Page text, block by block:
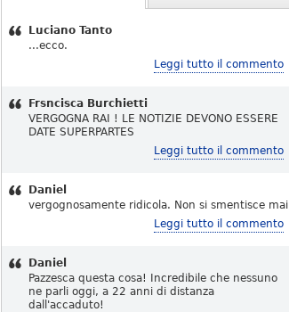
Luciano Tanto
...ecco.
Leggi tutto il commento
Frsncisca Burchietti
VERGOGNA RAI ! LE NOTIZIE DEVONO ESSERE
DATE SUPERPARTES
Leggi tutto il commento
Daniel
vergognosamente ridicola. Non si smentisce mai
Leggi tutto il commento
Daniel
Pazzesca questa cosa! Incredibile che nessuno
ne parli oggi, a 22 anni di distanza
dall'accaduto!